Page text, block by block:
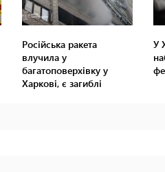
Російська ракета
влучила у
багатоповерхівку у
Харкові, є загиблі
У